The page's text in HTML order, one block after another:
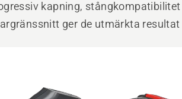
kapning,
ger de utmärkta